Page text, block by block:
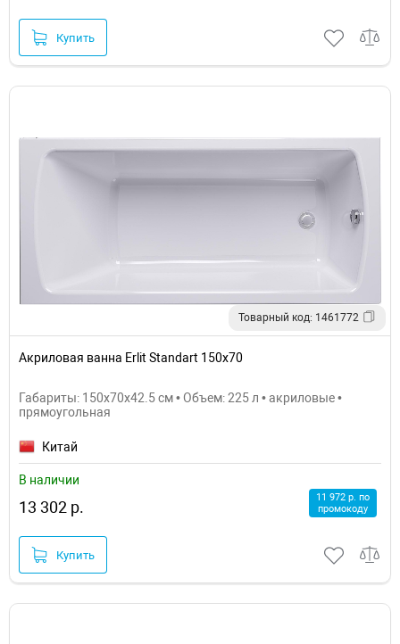
Купить
Товарный код: 1461772
Акриловая ванна Erlit Standart 150х70
Габариты: 150x70x42.5 см • Объем: 225 л • акриловые •
прямоугольная
Китай
В наличии
13 302 р.
11 972 р. по
промокоду
Купить